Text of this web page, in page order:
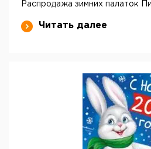
Распродажа зимних палаток
Читать далее